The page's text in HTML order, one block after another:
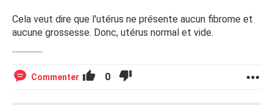
Cela veut dire que l'utérus ne présente aucun fibrome et
aucune grossesse. Donc, utérus normal et vide.
Commenter 0